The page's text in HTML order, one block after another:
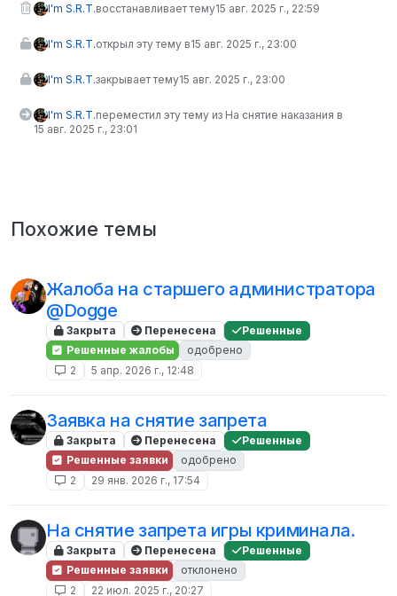
I'm S.R.T.восстанавливает тему15 авг. 2025 г., 22:59
I'm S.R.T.открыл эту тему в15 авг. 2025 г., 23:00
I'm S.R.T.закрывает тему15 авг. 2025 г., 23:00
I'm S.R.T.переместил эту тему из На снятие наказания в
15 авг. 2025 г., 23:01
Похожие темы
Жалоба на старшего администратора
@Dogge
Закрыта Перенесена
Решенные
Решенные жалобы
одобрено
2
5 апр. 2026 г., 12:48
Заявка на снятие запрета
Закрыта Перенесена
Решенные
Решенные заявки
одобрено
2
29 янв. 2026 г., 17:54
На снятие запрета игры криминала.
Закрыта Перенесена
Решенные
Решенные заявки
отклонено
2
22 июл. 2025 г., 20:27